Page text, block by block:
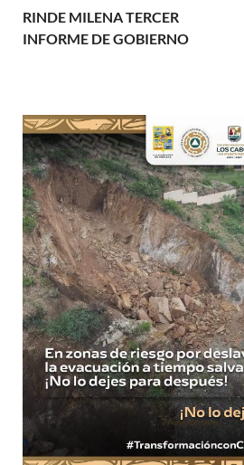
RINDE MILENA TERCER
INFORME DE GOBIERNO